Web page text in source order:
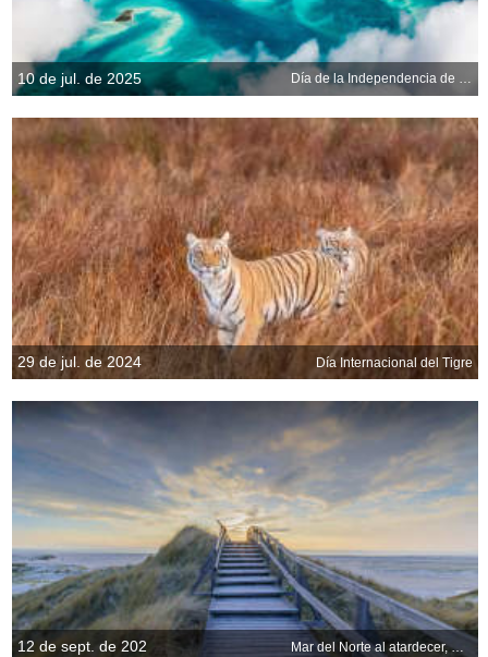
10 de jul. de 2025 Día de la Independencia de las Bahamas
29 de jul. de 2024 Día Internacional del Tigre
12 de sept. de 202 Mar del Norte al atardecer, Norddorf, Alemania